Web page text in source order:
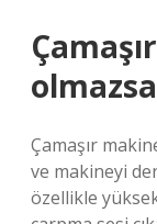
Çamaşır
ve makineyi
özellikle